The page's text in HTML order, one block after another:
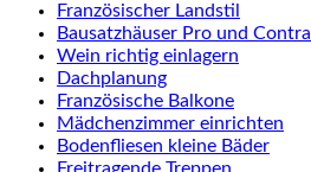
Französischer Landstil
Bausatzhäuser Pro und Contra
Wein richtig einlagern
Dachplanung
Französische Balkone
Mädchenzimmer einrichten
Bodenfliesen kleine Bäder